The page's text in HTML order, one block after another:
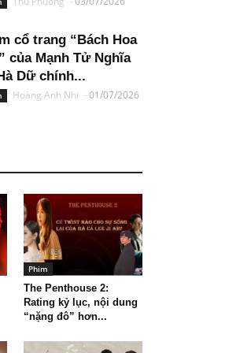
cổ trang “Bách Hoa
của Mạnh Tử Nghĩa
Dữ chính...
Hoàng Anh Nhi -01/07/2026
Phim
The Penthouse 2:
Rating kỷ lục, nội dung
“nặng đô” hơn...